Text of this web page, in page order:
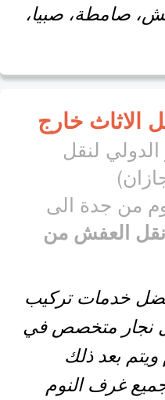
صامطة، صبيا،
خارج
لنقل
من جدة الى
العفش من
خدمات تركيب
نجار متخصص في
بعد ذلك
غرف النوم